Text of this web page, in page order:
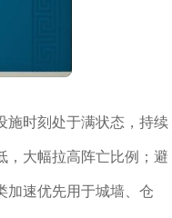
施时刻处于满状态，持续
，大幅拉高阵亡比例；避
加速优先用于城墙、仓